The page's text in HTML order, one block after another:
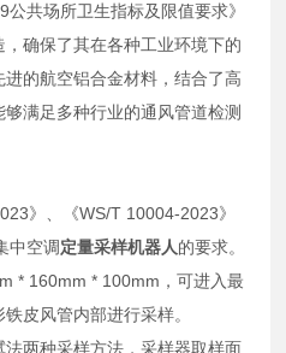
共场所卫生指标及限值要求》
确保了其在各种工业环境下的
的航空铝合金材料，结合了高
满足多种行业的通风管道检测
》、《WS/T 10004-2023》
中空调定量采样机器人的要求。
* 160mm * 100mm，可进入最
皮风管内部进行采样。
两种采样方法，采样器取样面